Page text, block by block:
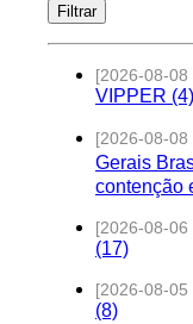
Filtrar
[2026-08-08
VIPPER (4)
[2026-08-08
Gerais
contenção
[2026-08-06
(17)
[2026-08-05
(8)